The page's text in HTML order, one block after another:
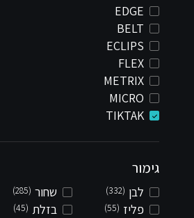
EDGE
BELT
ECLIPS
FLEX
METRIX
MICRO
TIKTAK
גימור
לבן (332) שחור (285)
פליז (55) בזלת (45)